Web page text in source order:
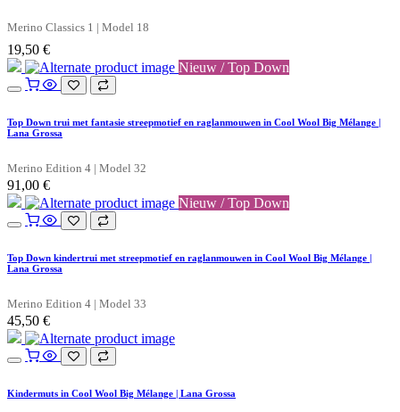
Merino Classics 1 | Model 18
19,50 €
Nieuw / Top Down
Top Down trui met fantasie streepmotief en raglanmouwen in Cool Wool Big Mélange |
Lana Grossa
Merino Edition 4 | Model 32
91,00 €
Nieuw / Top Down
Top Down kindertrui met streepmotief en raglanmouwen in Cool Wool Big Mélange |
Lana Grossa
Merino Edition 4 | Model 33
45,50 €
Kindermuts in Cool Wool Big Mélange | Lana Grossa